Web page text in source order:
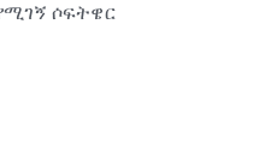
የሚገኝ ሶፍትዌር